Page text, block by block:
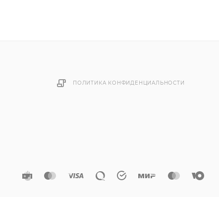
ПОЛИТИКА КОНФИДЕНЦИАЛЬНОСТИ